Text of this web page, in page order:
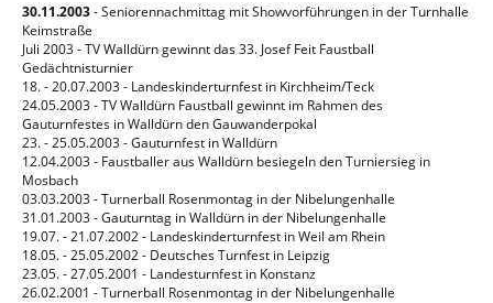
30.11.2003- Seniorennachmittag mit Showvorführungen in der Turnhalle
Keimstraße
Juli 2003 - TV Walldürn gewinnt das 33. Josef Feit Faustball
Gedächtnisturnier
18. - 20.07.2003 - Landeskinderturnfest in Kirchheim/Teck
24.05.2003 - TV Walldürn Faustball gewinnt im Rahmen des
Gauturnfestes in Walldürn den Gauwanderpokal
23. - 25.05.2003 - Gauturnfest in Walldürn
12.04.2003 - Faustballer aus Walldürn besiegeln den Turniersieg in
Mosbach
03.03.2003 - Turnerball Rosenmontag in der Nibelungenhalle
31.01.2003 - Gauturntag in Walldürn in der Nibelungenhalle
19.07. - 21.07.2002 - Landeskinderturnfest in Weil am Rhein
18.05. - 25.05.2002 - Deutsches Turnfest in Leipzig
23.05. - 27.05.2001 - Landesturnfest in Konstanz
26.02.2001 - Turnerball Rosenmontag in der Nibelungenhalle